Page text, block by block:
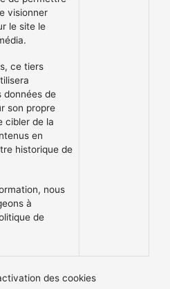
visionner
le site le
ce tiers
données de
son propre
cibler de la
en
historique de
nous
à
de
des cookies